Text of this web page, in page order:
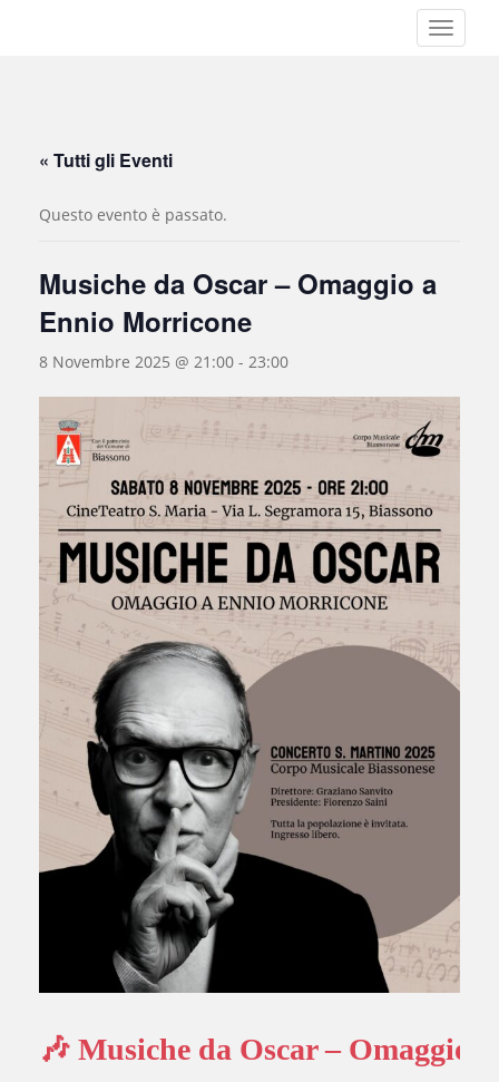
« Tutti gli Eventi
Questo evento è passato.
Musiche da Oscar – Omaggio a
Ennio Morricone
8 Novembre 2025 @ 21:00 - 23:00
🎶 Musiche da Oscar – Omaggio